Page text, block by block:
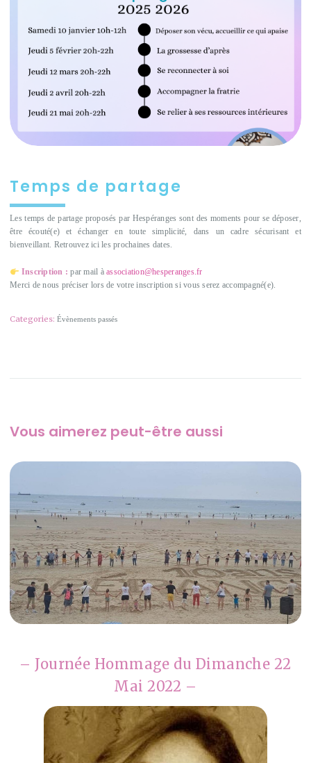
Temps de partage
Les temps de partage proposés par Hespéranges sont des moments pour se déposer,
être écouté(e) et échanger en toute simplicité, dans un cadre sécurisant et
bienveillant. Retrouvez ici les prochaines dates.
Inscription : par mail àassociation@hesperanges.fr
Merci de nous préciser lors de votre inscription si vous serez accompagné(e).
Categories: Évènements passés
Vous aimerez peut-être aussi
– Journée Hommage du Dimanche 22
Mai 2022 –